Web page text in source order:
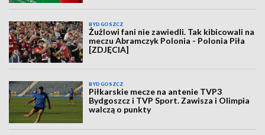
BYDGOSZCZ
Żużlowi fani nie zawiedli. Tak kibicowali na
meczu Abramczyk Polonia - Polonia Piła
[ZDJĘCIA]
BYDGOSZCZ
Piłkarskie mecze na antenie TVP3
Bydgoszcz i TVP Sport. Zawisza i Olimpia
walczą o punkty